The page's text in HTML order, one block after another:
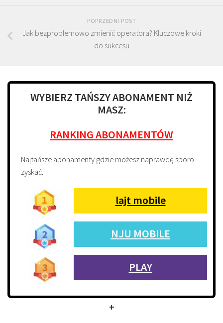
POPRZEDNI POST
Jak bezproblemowo zmienić operatora? Kluczowe kroki
do sukcesu
WYBIERZ TAŃSZY ABONAMENT NIŻ
MASZ:
RANKING ABONAMENTÓW
Najtańsze abonamenty gdzie możesz naprawdę sporo
zyskać:
lajt mobile
NJU MOBILE
PLAY
+